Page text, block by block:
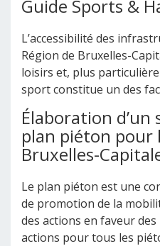
Guide Sports &
L’accessibilité des
Région de Bruxelles-
loisirs et, plus
sport constitue un des
Élaboration d’un
plan piéton pour
Bruxelles-
Le plan piéton est une
de promotion de la
des actions en faveur des
actions pour tous les